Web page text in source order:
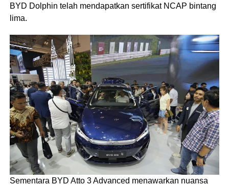
BYD Dolphin telah mendapatkan sertifikat NCAP bintang
lima.
Sementara BYD Atto 3 Advanced menawarkan nuansa